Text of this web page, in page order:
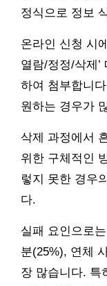
정식으로 정보
온라인 신청 시
열람/정정/삭제
하여 첨부합니
원하는 경우가
삭제 과정에서
위한 구체적인
렇지 못한 경우
다.
실패 요인으로
분(25%), 연체
장 많습니다. 특